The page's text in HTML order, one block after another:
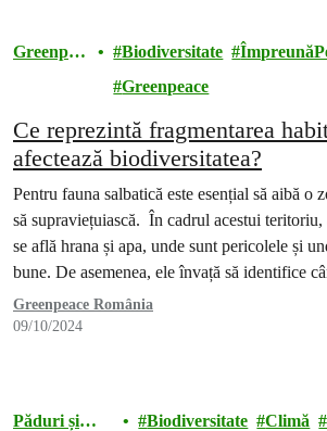
Greenpea
Biodiversitate
Greenpeace
Ce reprezintă fragmentarea
afectează biodiversitatea?
Pentru fauna salbatică este esențial să aibă o
să supraviețuiască. În cadrul acestui
se află hrana și apa, unde sunt pericolele și
bune. De asemenea, ele învață să identifice
în zona lor de rezidență. Acestea sunt
…
Greenpeace România
09/10/2024
Păduri și
Biodiversitate Climă